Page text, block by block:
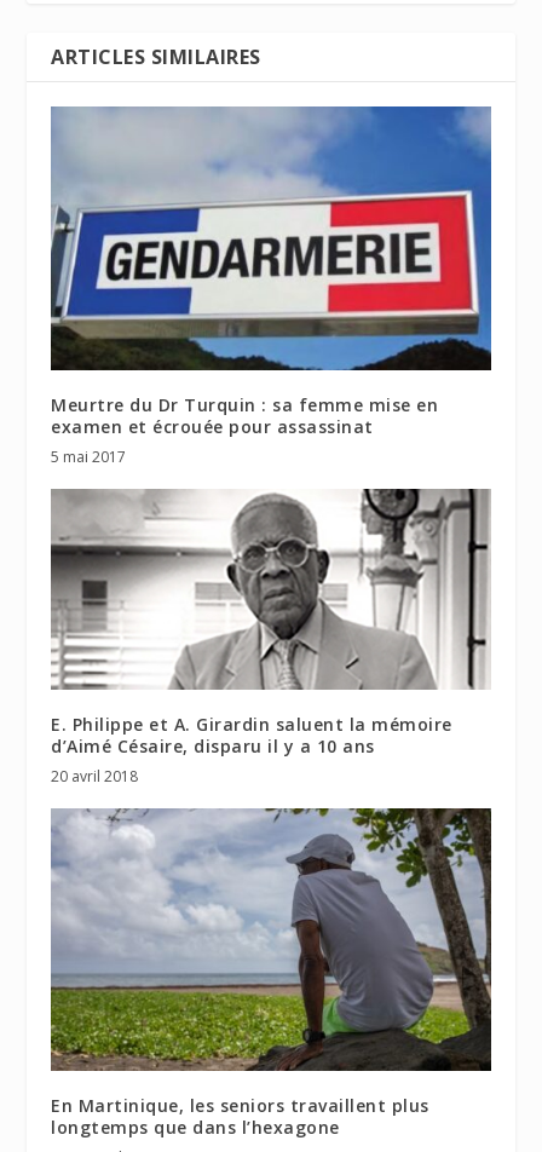
ARTICLES SIMILAIRES
Meurtre du Dr Turquin : sa femme mise en
examen et écrouée pour assassinat
5 mai 2017
E. Philippe et A. Girardin saluent la mémoire
d’Aimé Césaire, disparu il y a 10 ans
20 avril 2018
En Martinique, les seniors travaillent plus
longtemps que dans l’hexagone